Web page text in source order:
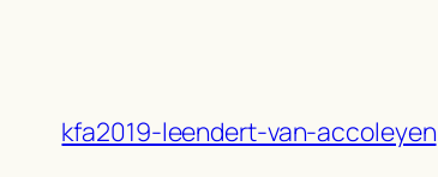
kfa2019-leendert-van-accoleyen